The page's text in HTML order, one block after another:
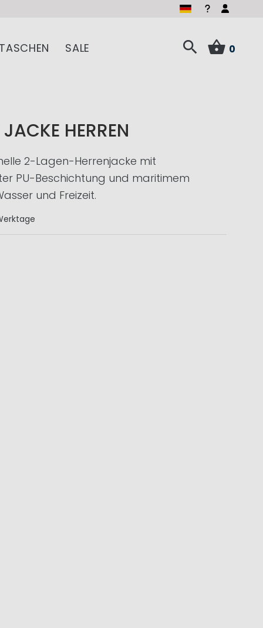
TASCHEN SALE 0
HERREN
2-Lagen-Herrenjacke mit
PU-Beschichtung und maritimem
und Freizeit.